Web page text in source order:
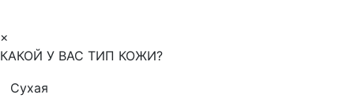
×
КАКОЙ У ВАС ТИП КОЖИ?
Сухая